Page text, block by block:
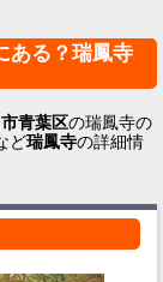
ある？瑞鳳寺
青葉区の瑞鳳寺の
ど瑞鳳寺の詳細情